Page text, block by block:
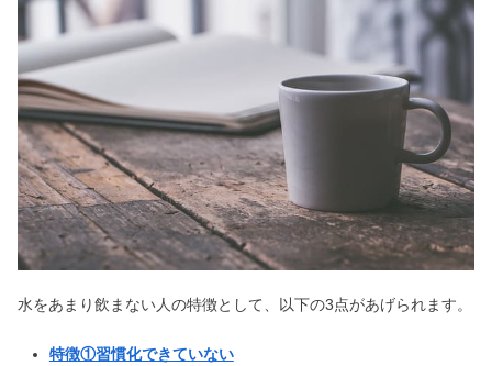
水をあまり飲まない人の特徴として、以下の3点があげられます。
特徴①習慣化できていない